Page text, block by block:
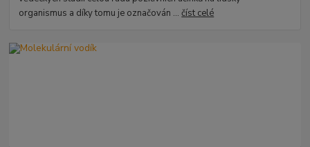
organismus a díky tomu je označován ...číst celé